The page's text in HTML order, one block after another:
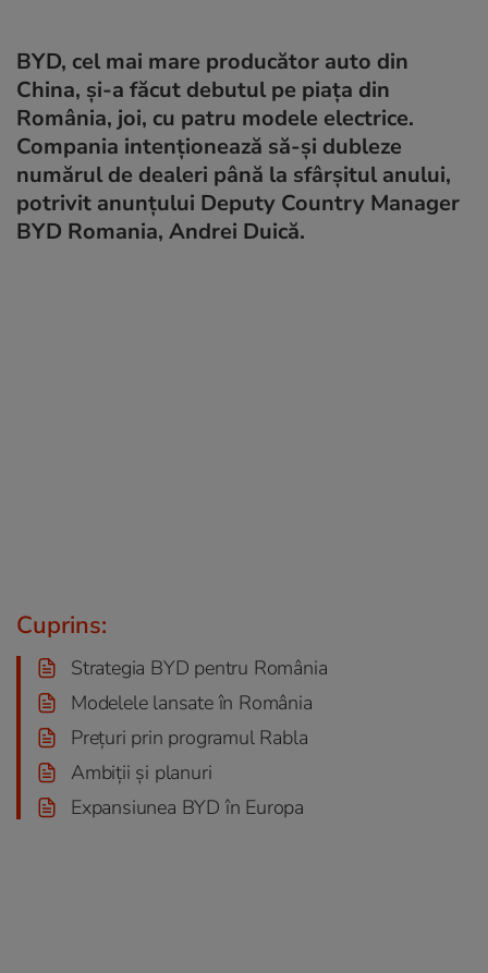
BYD, cel mai mare producător auto din
China, și-a făcut debutul pe piața din
România, joi, cu patru modele electrice.
Compania intenționează să-și dubleze
numărul de dealeri până la sfârșitul anului,
potrivit anunțului Deputy Country Manager
BYD Romania, Andrei Duică.
Cuprins:
Strategia BYD pentru România
Modelele lansate în România
Prețuri prin programul Rabla
Ambiții și planuri
Expansiunea BYD în Europa